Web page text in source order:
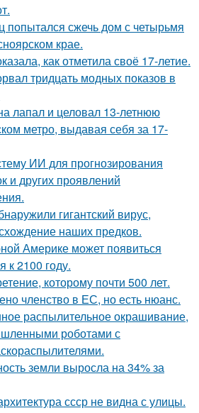
попытался сжечь дом с четырьмя
крае.
как отметила своё 17-летие.
тридцать модных показов в
лапал и целовал 13-летнюю
метро, выдавая себя за 17-
ИИ для прогнозирования
и других проявлений
гигантский вирус,
наших предков.
Америке может появиться
к 2100 году.
которому почти 500 лет.
членство в ЕС, но есть нюанс.
распылительное окрашивание,
роботами с
земли выросла на 34% за
ссср не видна с улицы.